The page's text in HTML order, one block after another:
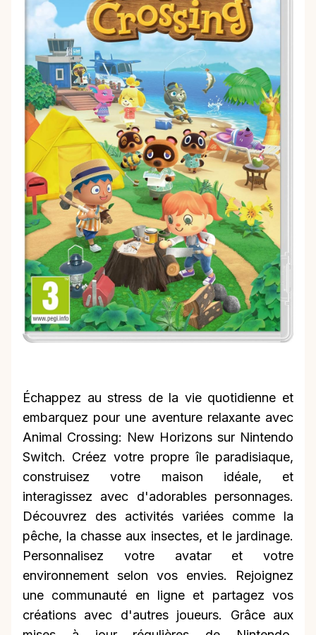
Échappez au stress de la vie quotidienne et
embarquez pour une aventure relaxante avec
Animal Crossing: New Horizons sur Nintendo
Switch. Créez votre propre île paradisiaque,
construisez votre maison idéale, et
interagissez avec d'adorables personnages.
Découvrez des activités variées comme la
pêche, la chasse aux insectes, et le jardinage.
Personnalisez votre avatar et votre
environnement selon vos envies. Rejoignez
une communauté en ligne et partagez vos
créations avec d'autres joueurs. Grâce aux